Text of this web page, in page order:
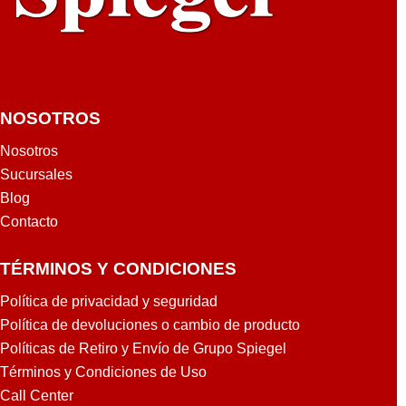
G
NOSOTROS
Nosotros
Sucursales
Blog
Contacto
TÉRMINOS Y CONDICIONES
Política de privacidad y seguridad
Política de devoluciones o cambio de producto
Políticas de Retiro y Envío de Grupo Spiegel
Términos y Condiciones de Uso
Call Center